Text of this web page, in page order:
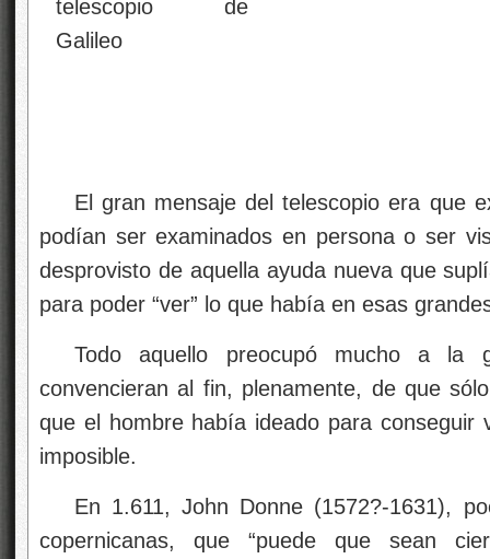
El gran mensaje del telescopio era que
podían ser examinados en persona o ser
desprovisto de aquella ayuda nueva que
para poder “ver” lo que había en esas
Todo aquello preocupó mucho a la
convencieran al fin, plenamente, de que
que el hombre había ideado para
imposible.
En 1.611, John Donne (1572?-1631),
copernicanas, que “puede que sean